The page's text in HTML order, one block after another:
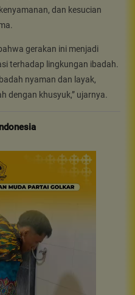
dan kesucian
gerakan ini menjadi
terhadap lingkungan ibadah.
nyaman dan layak,
dengan khusyuk,” ujarnya.